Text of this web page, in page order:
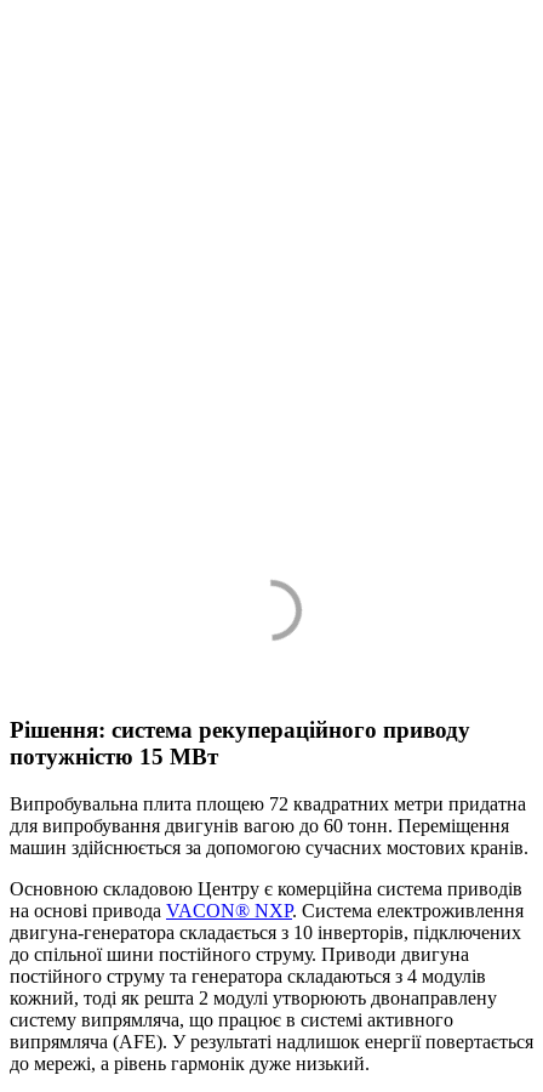
Рішення: система рекупераційного приводу
потужністю 15 МВт
Випробувальна плита площею 72 квадратних метри придатна
для випробування двигунів вагою до 60 тонн. Переміщення
машин здійснюється за допомогою сучасних мостових кранів.
Основною складовою Центру є комерційна система приводів
на основі привода VACON® NXP. Система електроживлення
двигуна-генератора складається з 10 інверторів, підключених
до спільної шини постійного струму. Приводи двигуна
постійного струму та генератора складаються з 4 модулів
кожний, тоді як решта 2 модулі утворюють двонаправлену
систему випрямляча, що працює в системі активного
випрямляча (AFE). У результаті надлишок енергії повертається
до мережі, а рівень гармонік дуже низький.